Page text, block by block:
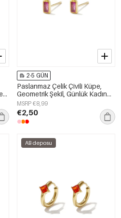
2-5 GÜN
Paslanmaz Çelik Çivili Küpe,
Geometrik Şekil, Günlük Kadın
Takısı
MSRP €8,99
€2,50
AB deposu